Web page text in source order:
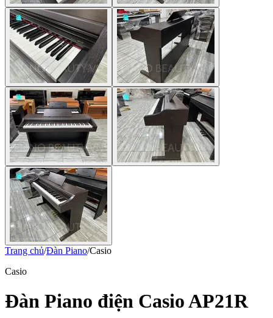
Trang chủ/Đàn Piano/Casio
Casio
Đàn Piano điện Casio AP21R